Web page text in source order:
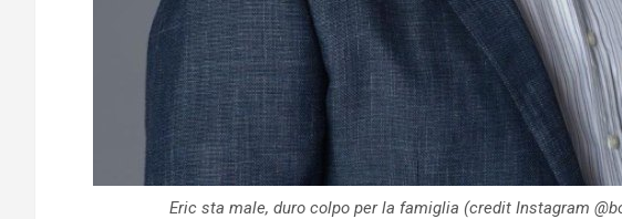
Eric sta male, duro colpo per la famiglia (credit Instagram